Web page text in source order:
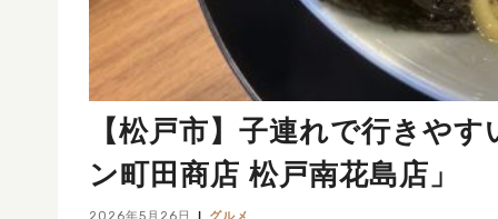
【松戸市】子連れで行きや
ン町田商店 松戸南花島店」
2026年5月26日 グルメ